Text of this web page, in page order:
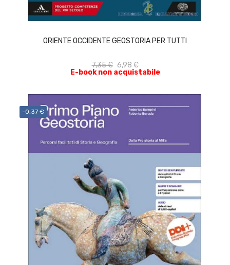
ORIENTE OCCIDENTE GEOSTORIA PER TUTTI
7,35 € 6,98 €
E-book non acquistabile
ACQUISTA
-0,37 €